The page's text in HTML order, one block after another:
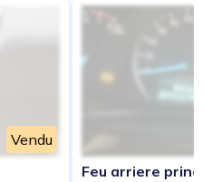
Vendu
Feu arriere